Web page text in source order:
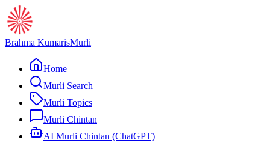
Brahma KumarisMurli
Home
Murli Search
Murli Topics
Murli Chintan
AI Murli Chintan (ChatGPT)